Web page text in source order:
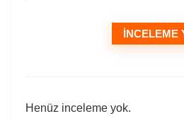
İNCELEME
Henüz inceleme yok.